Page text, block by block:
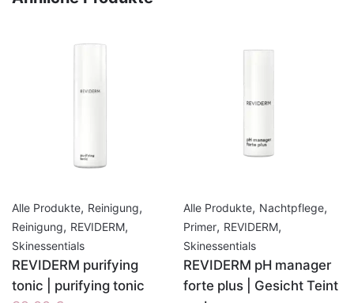
Alle Produkte, Reinigung,
Reinigung, REVIDERM,
Skinessentials
REVIDERM purifying
tonic | purifying tonic
Alle Produkte, Nachtpflege,
Primer, REVIDERM,
Skinessentials
REVIDERM pH manager
forte plus | Gesicht Teint